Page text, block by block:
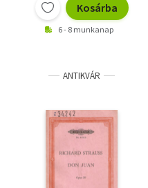
Kosárba
6 - 8 munkanap
ANTIKVÁR